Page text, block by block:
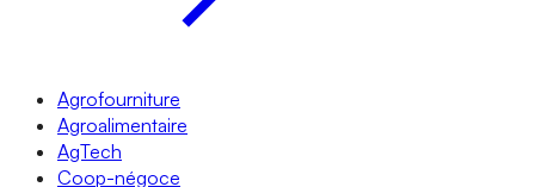
Agrofourniture
Agroalimentaire
AgTech
Coop-négoce